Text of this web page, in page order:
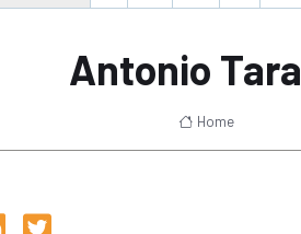
Antonio
Home